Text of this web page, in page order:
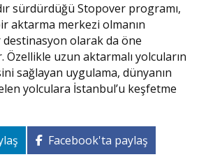
sürdürdüğü Stopover programı,
aktarma merkezi olmanın
olarak da öne
Özellikle uzun aktarmalı yolcuların
sağlayan uygulama, dünyanın
yolculara İstanbul’u keşfetme
Facebook'ta paylaş